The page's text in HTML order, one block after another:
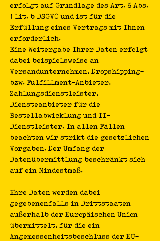
erfolgt auf Grundlage des Art. 6 Abs.
1 lit. b DSGVO und ist für die
Erfüllung eines Vertrags mit Ihnen
erforderlich.
Eine Weitergabe Ihrer Daten erfolgt
dabei beispielsweise an
Versandunternehmen, Dropshipping-
bzw. Fulfillment-Anbieter,
Zahlungsdienstleister,
Diensteanbieter für die
Bestellabwicklung und IT-
Dienstleister. In allen Fällen
beachten wir strikt die gesetzlichen
Vorgaben. Der Umfang der
Datenübermittlung beschränkt sich
auf ein Mindestmaß.
Ihre Daten werden dabei
gegebenenfalls in Drittstaaten
außerhalb der Europäischen Union
übermittelt, für die ein
Angemessenheitsbeschluss der EU-